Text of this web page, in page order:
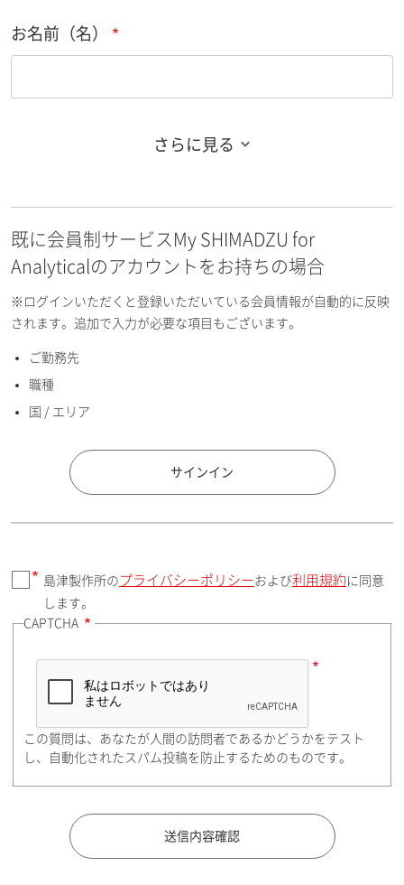
お名前（名）
お名前フリガナ（名）
E-mailアドレス（半角英数）
国 / エリア
郵便番号（勤務先）
住所検索
都道府県（勤務先）
さらに見る
既に会員制サービスMy SHIMADZU for
Analyticalのアカウントをお持ちの場合
※ログインいただくと登録いただいている会員情報が自動的に反映
されます。追加で入力が必要な項目もございます。
ご勤務先
職種
国 / エリア
サインイン
島津製作所の プライバシーポリシー および利用規約 に同意
します。
CAPTCHA
この質問は、あなたが人間の訪問者であるかどうかをテスト
し、自動化されたスパム投稿を防止するためのものです。